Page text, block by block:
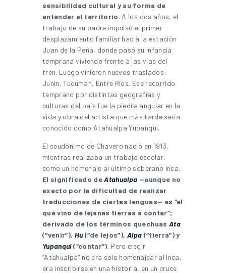
sensibilidad cultural y su forma de
entender el territorio. A los dos años, el
trabajo de su padre impulsó el primer
desplazamiento familiar hacia la estación
Juan de la Peña, donde pasó su infancia
temprana viviendo frente a las vías del
tren. Luego vinieron nuevos traslados:
Junín, Tucumán, Entre Ríos. Ese recorrido
temprano por distintas geografías y
culturas del país fue la piedra angular en la
vida y obra del artista que más tarde sería
conocido como Atahualpa Yupanqui.
El seudónimo de Chavero nació en 1913,
mientras realizaba un trabajo escolar,
como un homenaje al último soberano inca.
El significado deAtahualpa —aunque no
exacto por la dificultad de realizar
traducciones de ciertas lenguas— es “el
que vino de lejanas tierras a contar”;
derivado de los términos quechuas Ata
(“venir”), Hu(“de lejos”), Alpa (“tierra”) y
Yupanqui(“contar”). Pero elegir
“Atahualpa” no era solo homenajear al Inca,
era inscribirse en una historia, en un cruce